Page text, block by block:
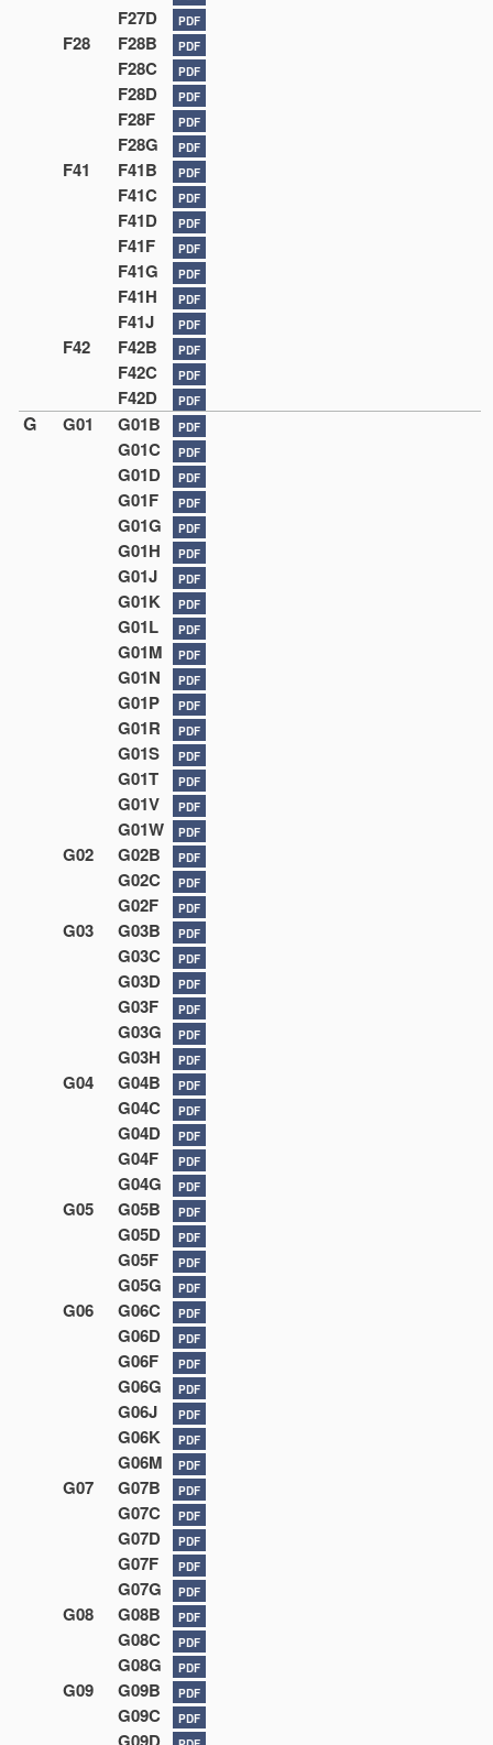
F27D PDF
F28 F28B PDF
F28C PDF
F28D PDF
F28F PDF
F28G PDF
F41 F41B PDF
F41C PDF
F41D PDF
F41F PDF
F41G PDF
F41H PDF
F41J PDF
F42 F42B PDF
F42C PDF
F42D PDF
G G01 G01B PDF
G01C PDF
G01D PDF
G01F PDF
G01G PDF
G01H PDF
G01J PDF
G01K PDF
G01L PDF
G01M PDF
G01N PDF
G01P PDF
G01R PDF
G01S PDF
G01T PDF
G01V PDF
G01W PDF
G02 G02B PDF
G02C PDF
G02F PDF
G03 G03B PDF
G03C PDF
G03D PDF
G03F PDF
G03G PDF
G03H PDF
G04 G04B PDF
G04C PDF
G04D PDF
G04F PDF
G04G PDF
G05 G05B PDF
G05D PDF
G05F PDF
G05G PDF
G06 G06C PDF
G06D PDF
G06F PDF
G06G PDF
G06J PDF
G06K PDF
G06M PDF
G07 G07B PDF
G07C PDF
G07D PDF
G07F PDF
G07G PDF
G08 G08B PDF
G08C PDF
G08G PDF
G09 G09B PDF
G09C PDF